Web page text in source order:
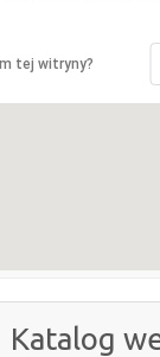
tej witryny?
Katalog